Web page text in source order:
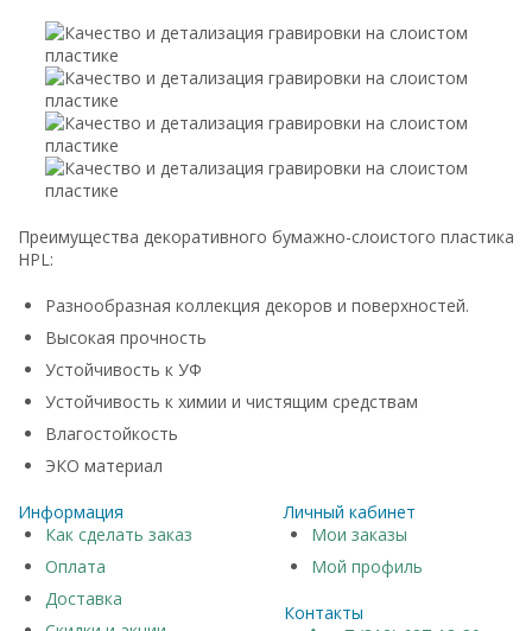
Преимущества декоративного бумажно-слоистого пластика
HPL:
Разнообразная коллекция декоров и поверхностей.
Высокая прочность
Устойчивость к УФ
Устойчивость к химии и чистящим средствам
Влагостойкость
ЭКО материал
Информация
Как сделать заказ
Оплата
Доставка
Личный кабинет
Мои заказы
Мой профиль
Контакты